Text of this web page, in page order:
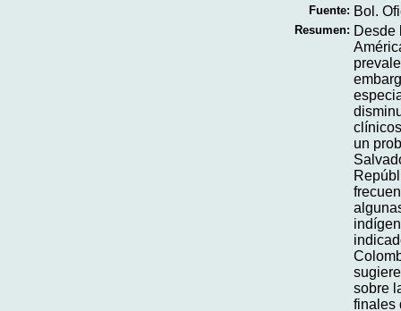
Fuente: Bol.
Resumen: Desde
un
sobre
finales